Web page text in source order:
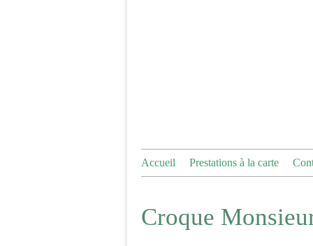
Accueil Prestations à la carte
Croque